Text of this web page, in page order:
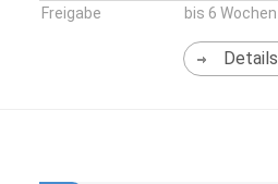
Freigabe
bis 6 Wochen
Details